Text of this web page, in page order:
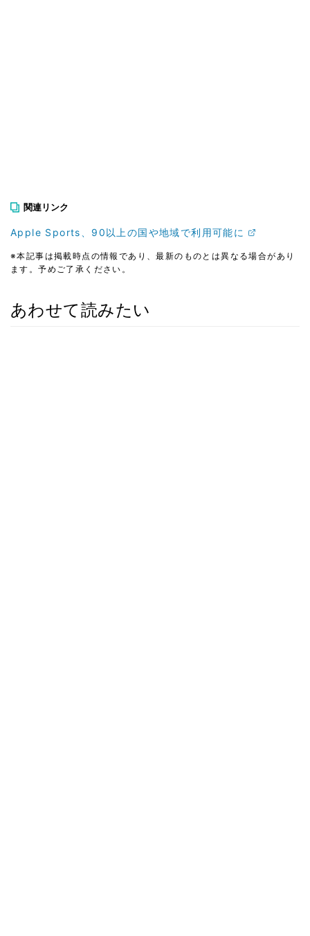
関連リンク
Apple Sports、90以上の国や地域で利用可能に
※本記事は掲載時点の情報であり、最新のものとは異なる場合があり
ます。予めご了承ください。
あわせて読みたい